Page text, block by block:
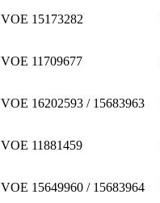
VOE 15173282
VOE 11709677
VOE 16202593 / 15683963
VOE 11881459
VOE 15649960 / 15683964